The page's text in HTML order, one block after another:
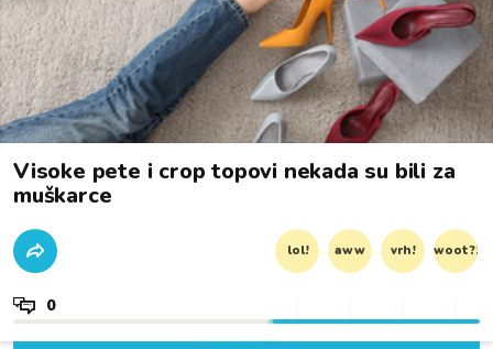
Visoke pete i crop topovi nekada su bili za
muškarce
lol! aww vrh! woot?!
0